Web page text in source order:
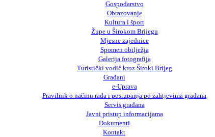
Gospodarstvo
Obrazovanje
Kultura i šport
Župe u Širokom Brijegu
Mjesne zajednice
Spomen obilježja
Galerija fotografija
Turistički vodič kroz Široki Brijeg
Građani
e-Uprava
Pravilnik o načinu rada i postupanja po zahtjevima građana
Servis građana
Javni pristup informacijama
Dokumenti
Kontakt